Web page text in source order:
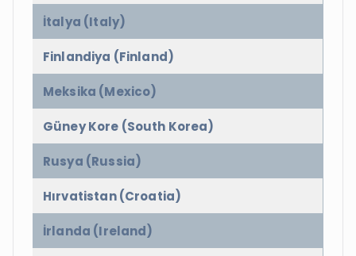
İtalya (Italy)
Finlandiya (Finland)
Meksika (Mexico)
Güney Kore (South Korea)
Rusya (Russia)
Hırvatistan (Croatia)
İrlanda (Ireland)